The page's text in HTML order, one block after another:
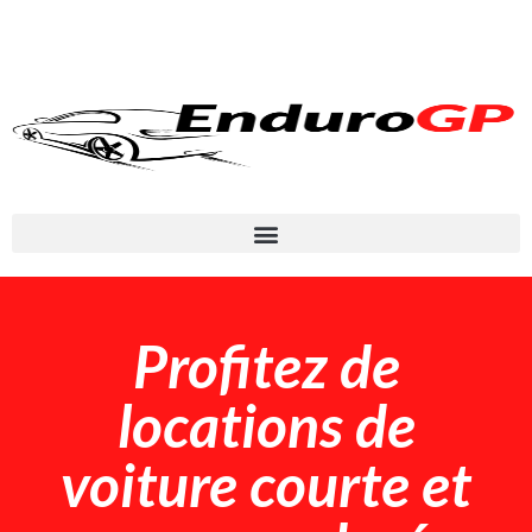
Profitez de
locations de
voiture courte et